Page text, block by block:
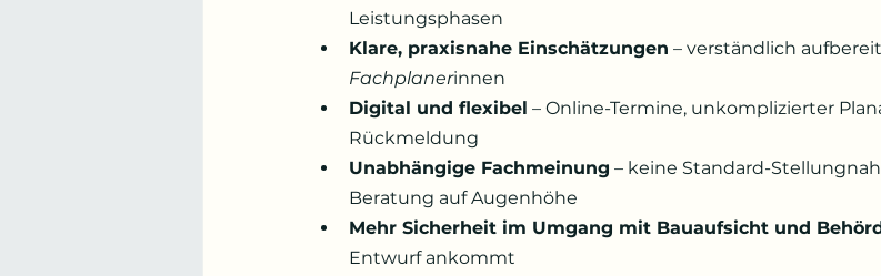
Leistungsphasen
Klare, praxisnahe Einschätzungen – verständlich
Fachplanerinnen
Digital und flexibel – Online-Termine, unkomplizierter
Rückmeldung
Unabhängige Fachmeinung – keine Standard-
Beratung auf Augenhöhe
Mehr Sicherheit im Umgang mit Bauaufsicht und
Entwurf ankommt